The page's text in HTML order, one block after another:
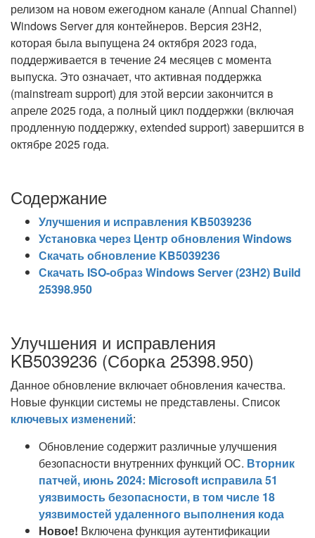
релизом на новом ежегодном канале (Annual Channel)
Windows Server для контейнеров. Версия 23H2,
которая была выпущена 24 октября 2023 года,
поддерживается в течение 24 месяцев с момента
выпуска. Это означает, что активная поддержка
(mainstream support) для этой версии закончится в
апреле 2025 года, а полный цикл поддержки (включая
продленную поддержку, extended support) завершится в
октябре 2025 года.
Содержание
Улучшения и исправления KB5039236
Установка через Центр обновления Windows
Скачать обновление KB5039236
Скачать ISO-образ Windows Server (23H2) Build
25398.950
Улучшения и исправления
KB5039236 (Сборка 25398.950)
Данное обновление включает обновления качества.
Новые функции системы не представлены. Список
ключевых изменений:
Обновление содержит различные улучшения
безопасности внутренних функций ОС. Вторник
патчей, июнь 2024: Microsoft исправила 51
уязвимость безопасности, в том числе 18
уязвимостей удаленного выполнения кода
Новое! Включена функция аутентификации